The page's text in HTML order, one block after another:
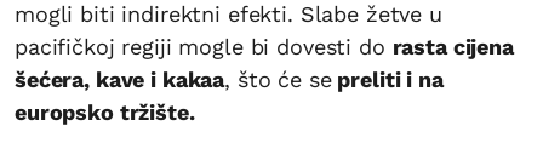
mogli biti indirektni efekti. Slabe žetve u
pacifičkoj regiji mogle bi dovesti do rasta cijena
šećera, kave i kakaa, što će sepreliti i na
europsko tržište.